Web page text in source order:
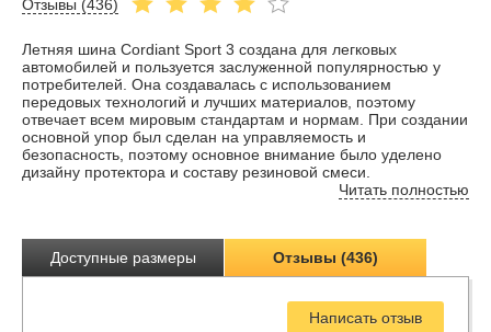
Отзывы (436)
Летняя шина Cordiant Sport 3 создана для легковых
автомобилей и пользуется заслуженной популярностью у
потребителей. Она создавалась с использованием
передовых технологий и лучших материалов, поэтому
отвечает всем мировым стандартам и нормам. При создании
основной упор был сделан на управляемость и
безопасность, поэтому основное внимание было уделено
дизайну протектора и составу резиновой смеси.
Читать полностью
Доступные размеры Отзывы (436)
Написать отзыв